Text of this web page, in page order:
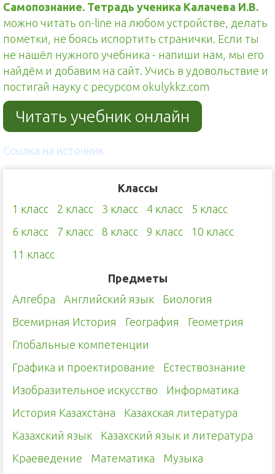
Самопознание. Тетрадь ученика Калачева И.В.
можно читать on-line на любом устройстве, делать
пометки, не боясь испортить странички. Если ты
не нашёл нужного учебника - напиши нам, мы его
найдём и добавим на сайт. Учись в удовольствие и
постигай науку с ресурсом okulykkz.com
Читать учебник онлайн
Ссылка на источник
Классы
1 класс
2 класс 3 класс 4 класс
5 класс
6 класс
7 класс 8 класс 9 класс
10 класс
11 класс
Предметы
Алгебра
Английский язык
Биология
Всемирная История
География
Геометрия
Глобальные компетенции
Графика и проектирование
Естествознание
Изобразительное искусство
Информатика
История Казахстана
Казахская литература
Казахский язык
Казахский язык и литература
Краеведение
Математика
Музыка